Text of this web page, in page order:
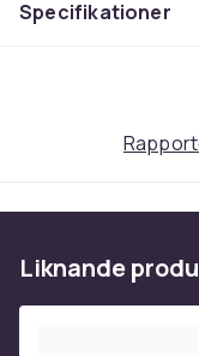
att träet ruttnar
Attraktiv design:
funktionalitet
Specifikationer
Liknande